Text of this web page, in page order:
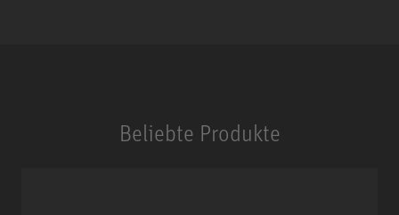
Beliebte Produkte